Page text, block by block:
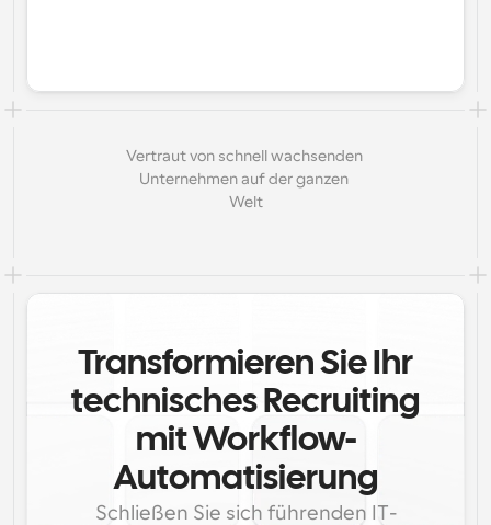
Vertraut von schnell wachsenden
Unternehmen auf der ganzen
Welt
Transformieren Sie Ihr
technisches Recruiting
mit Workflow-
Automatisierung
Schließen Sie sich führenden IT-